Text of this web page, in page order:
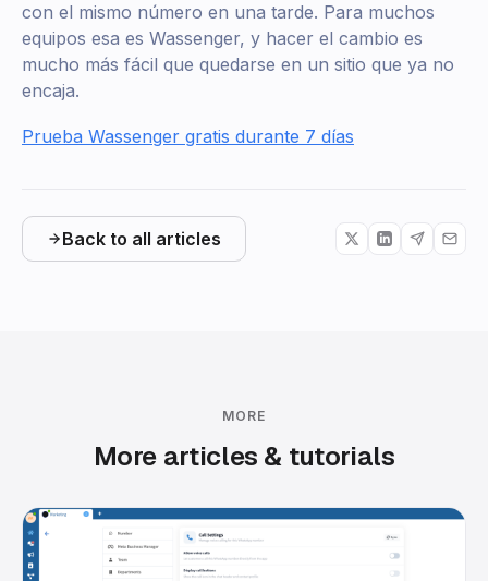
con el mismo número en una tarde. Para muchos
equipos esa es Wassenger, y hacer el cambio es
mucho más fácil que quedarse en un sitio que ya no
encaja.
Prueba Wassenger gratis durante 7 días
Back to all articles
MORE
More articles & tutorials